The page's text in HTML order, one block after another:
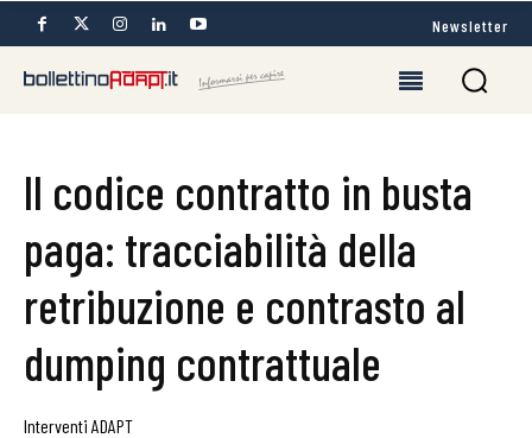
Newsletter
Il codice contratto in busta
paga: tracciabilità della
retribuzione e contrasto al
dumping contrattuale
Interventi ADAPT